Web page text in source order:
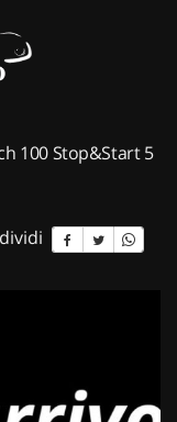
100 Stop&Start 5